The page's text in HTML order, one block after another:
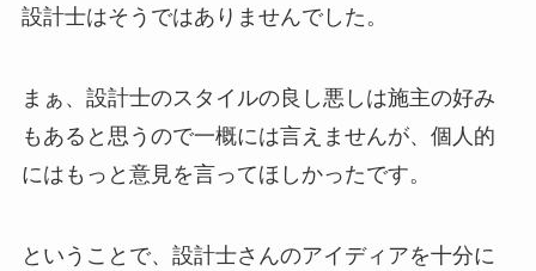
設計士はそうではありませんでした。
まぁ、設計士のスタイルの良し悪しは施主の好み
もあると思うので一概には言えませんが、個人的
にはもっと意見を言ってほしかったです。
ということで、設計士さんのアイディアを十分に